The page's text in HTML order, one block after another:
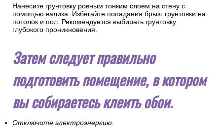
Нанесите грунтовку ровным тонким слоем на стену с
помощью валика. Избегайте попадания брызг грунтовки на
потолок и пол. Рекомендуется выбирать грунтовку
глубокого проникновения.
Затем следует правильно
подготовить помещение, в котором
вы собираетесь клеить обои.
Отключите электроэнергию.